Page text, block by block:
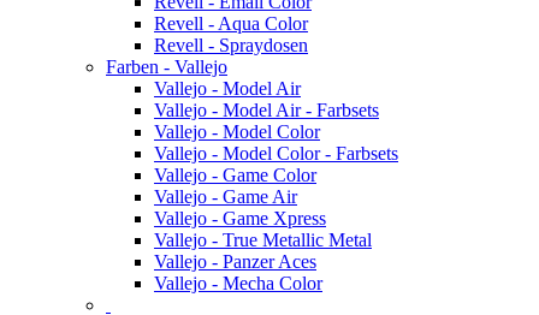
Revell - Aqua Color
Revell - Spraydosen
Farben - Vallejo
Vallejo - Model Air
Vallejo - Model Air - Farbsets
Vallejo - Model Color
Vallejo - Model Color - Farbsets
Vallejo - Game Color
Vallejo - Game Air
Vallejo - Game Xpress
Vallejo - True Metallic Metal
Vallejo - Panzer Aces
Vallejo - Mecha Color